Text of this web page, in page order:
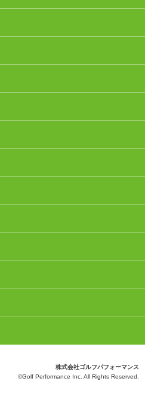
株式会社ゴルフパフォーマンス
©Golf Performance Inc. All Rights Reserved.